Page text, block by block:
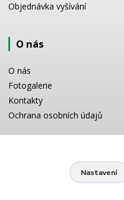
Objednávka vyšívání
O nás
O nás
Fotogalerie
Kontakty
Ochrana osobních údajů
Potřebujete poradit s
Nastavení